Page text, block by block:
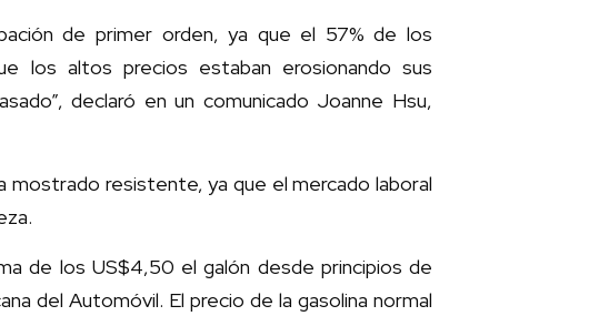
de primer orden, ya que el 57% de los
los altos precios estaban erosionando sus
declaró en un comunicado Joanne Hsu,
mostrado resistente, ya que el mercado laboral
de los US$4,50 el galón desde principios de
del Automóvil. El precio de la gasolina normal